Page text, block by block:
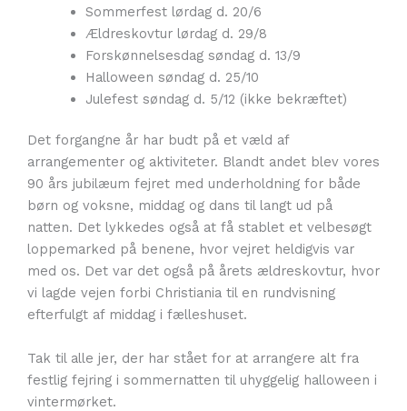
Sommerfest lørdag d. 20/6
Ældreskovtur lørdag d. 29/8
Forskønnelsesdag søndag d. 13/9
Halloween søndag d. 25/10
Julefest søndag d. 5/12 (ikke bekræftet)
Det forgangne år har budt på et væld af
arrangementer og aktiviteter. Blandt andet blev vores
90 års jubilæum fejret med underholdning for både
børn og voksne, middag og dans til langt ud på
natten. Det lykkedes også at få stablet et velbesøgt
loppemarked på benene, hvor vejret heldigvis var
med os. Det var det også på årets ældreskovtur, hvor
vi lagde vejen forbi Christiania til en rundvisning
efterfulgt af middag i fælleshuset.
Tak til alle jer, der har stået for at arrangere alt fra
festlig fejring i sommernatten til uhyggelig halloween i
vintermørket.